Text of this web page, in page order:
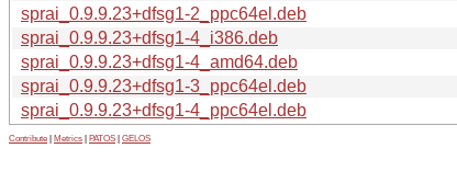
sprai_0.9.9.23+dfsg1-2_ppc64el.deb
sprai_0.9.9.23+dfsg1-4_i386.deb
sprai_0.9.9.23+dfsg1-4_amd64.deb
sprai_0.9.9.23+dfsg1-3_ppc64el.deb
sprai_0.9.9.23+dfsg1-4_ppc64el.deb
Contribute Metrics PATOS GELOS